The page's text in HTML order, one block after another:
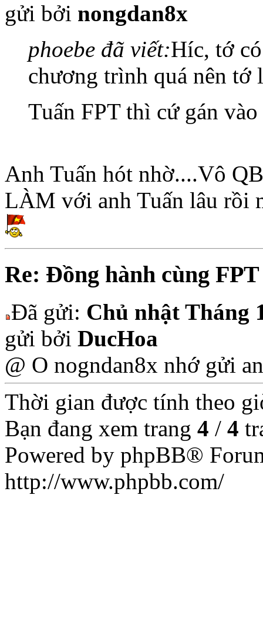
gửi bởi nongdan8x
phoebe đã viết:Híc, tớ
chương trình quá nên tớ
Tuấn FPT thì cứ gán
Anh Tuấn hót nhờ....Vô
LÀM với anh Tuấn lâu rồi
Re: Đồng hành cùng FPT
Đã gửi: Chủ nhật Tháng
gửi bởi DucHoa
@ O nogndan8x nhớ gửi
Thời gian được tính theo
Bạn đang xem trang 4 / 4
Powered by phpBB®
http://www.phpbb.com/